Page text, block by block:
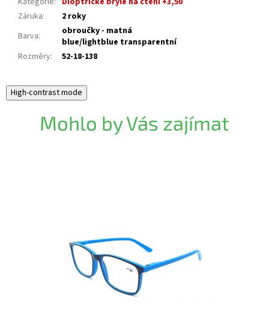
Záruka:
2 roky
Barva:
obroučky - matná
blue/lightblue transparentní
Rozměry: 52-18-138
High-contrast mode
Mohlo by Vás zajímat